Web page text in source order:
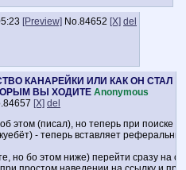
[Preview] No.84652 [X] del
КАНАРЕЙКИ ИЛИ КАК ОН СТАЛ
ВЫ ХОДИТЕ Anonymous
84657 [X] del
этом (писал), но теперь при поиске в
- теперь вставляет
но бо этом ниже) перейти сразу на